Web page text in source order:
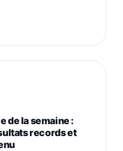
de la semaine :
records et